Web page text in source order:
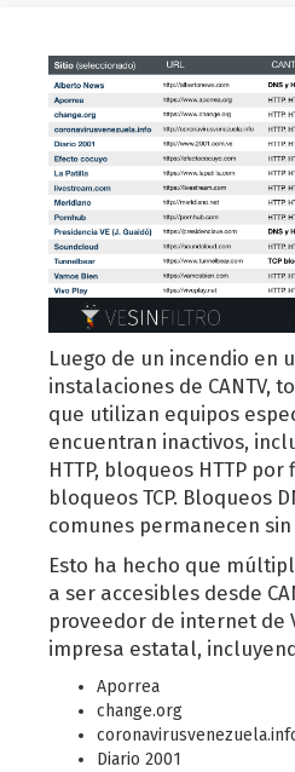
Luego de un incendio en
instalaciones de CANTV,
que utilizan equipos
encuentran inactivos,
HTTP, bloqueos HTTP
bloqueos TCP. Bloqueos
comunes permanecen sin
Esto ha hecho que
a ser accesibles desde
proveedor de internet de
impresa estatal,
Aporrea
change.org
Diario 2001